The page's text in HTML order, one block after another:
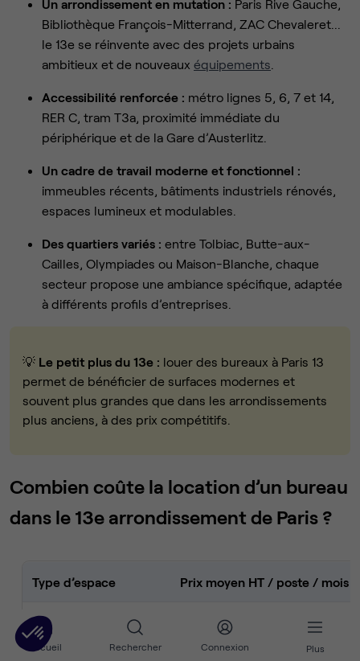
Accueil Rechercher Connexion Plus
Un arrondissement en mutation : Paris Rive Gauche,
Bibliothèque François-Mitterrand, ZAC Chevaleret...
le 13e se réinvente avec des projets urbains
ambitieux et de nouveaux équipements
Accessibilité renforcée : métro lignes 5, 6, 7 et 14,
RER C, tram T3a, proximité immédiate du
périphérique et de la Gare d’Austerlitz.
Un cadre de travail moderne et fonctionnel :
immeubles récents, bâtiments industriels rénovés,
espaces lumineux et modulables.
Des quartiers variés : entre Tolbiac, Butte-aux-
Cailles, Olympiades ou Maison-Blanche, chaque
secteur propose une ambiance spécifique, adaptée
à différents profils d’entreprises.
💡 Le petit plus du 13e : louer des bureaux à Paris 13
permet de bénéficier de surfaces modernes et
souvent plus grandes que dans les arrondissements
plus anciens, à des prix compétitifs.
Combien coûte la location d’un bureau
dans le 13e arrondissement de Paris ?
Type d’espace Prix moyen HT / poste / mois
Espace de coworking 350 € – 600 €